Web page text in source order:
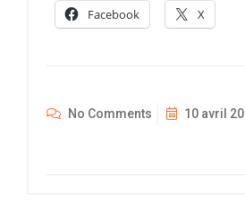
Facebook X
No Comments 10 avril